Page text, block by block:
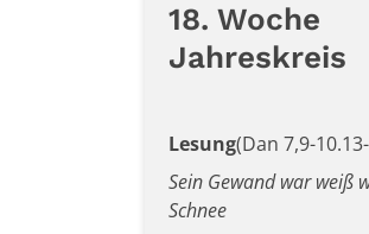
18. Woche
Jahreskreis
Lesung(Dan 7,9-
Sein Gewand war weiß
Schnee